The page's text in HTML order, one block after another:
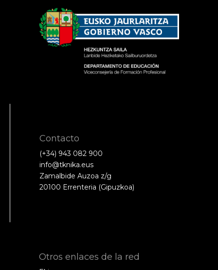
Contacto
(+34) 943 082 900
info@tknika.eus
Zamalbide Auzoa z/g
20100 Errenteria (Gipuzkoa)
Otros enlaces de la red